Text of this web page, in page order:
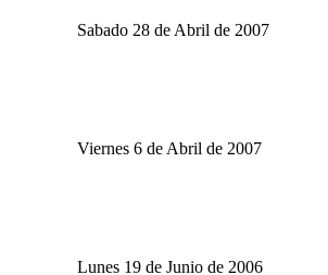
Sabado 28 de Abril de 2007
Viernes 6 de Abril de 2007
Lunes 19 de Junio de 2006